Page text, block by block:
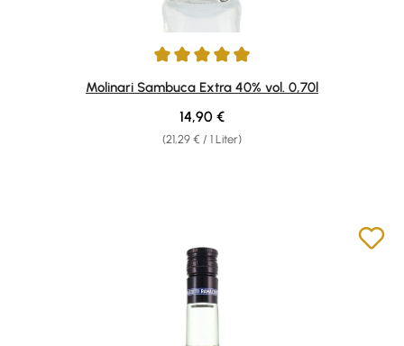
Durchschnittliche Bewertung von 4.91 von 5 Sternen
Molinari Sambuca Extra 40% vol. 0,70l
(21,29 € / 1 Liter)
Regulärer Preis:
14,90 €